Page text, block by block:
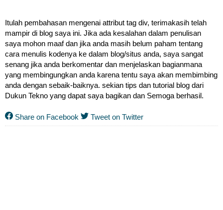
Itulah pembahasan mengenai attribut tag div, terimakasih telah
mampir di blog saya ini. Jika ada kesalahan dalam penulisan
saya mohon maaf dan jika anda masih belum paham tentang
cara menulis kodenya ke dalam blog/situs anda, saya sangat
senang jika anda berkomentar dan menjelaskan bagianmana
yang membingungkan anda karena tentu saya akan membimbing
anda dengan sebaik-baiknya. sekian tips dan tutorial blog dari
Dukun Tekno yang dapat saya bagikan dan Semoga berhasil.
Share on Facebook Tweet on Twitter